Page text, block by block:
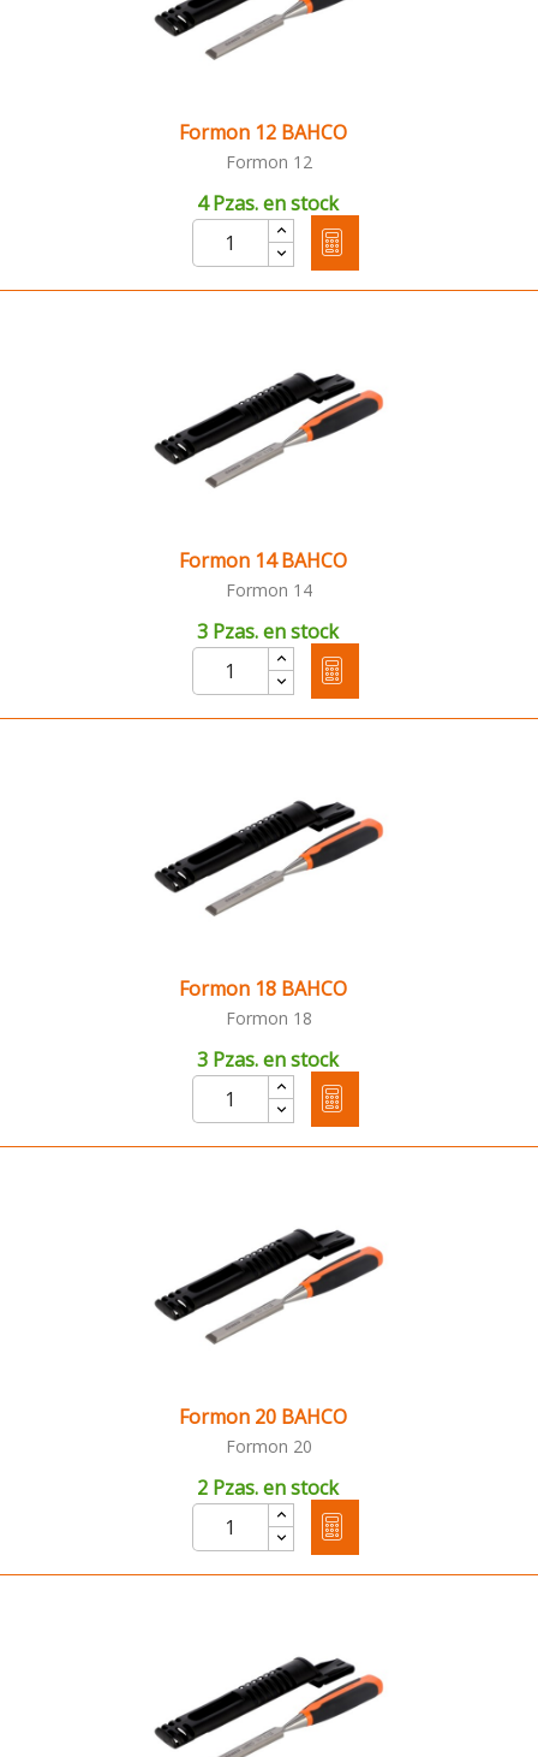
Formon 12 BAHCO
Formon 12
4 Pzas. en stock
Formon 14 BAHCO
Formon 14
3 Pzas. en stock
Formon 18 BAHCO
Formon 18
3 Pzas. en stock
Formon 20 BAHCO
Formon 20
2 Pzas. en stock